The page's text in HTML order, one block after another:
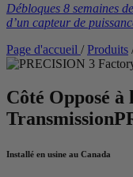
Débloques 8 semaines
d’un capteur de
Page d'accueil / Produits
Côté Opposé à
Transmission
Installé en usine au Canada